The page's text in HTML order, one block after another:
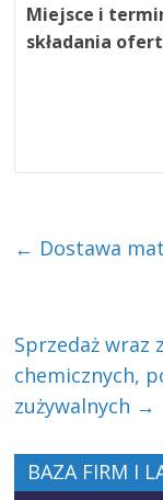
Miejsce i
składania ofert
← Dostawa
Sprzedaż wraz
chemicznych,
zużywalnych →
BAZA FIRM I